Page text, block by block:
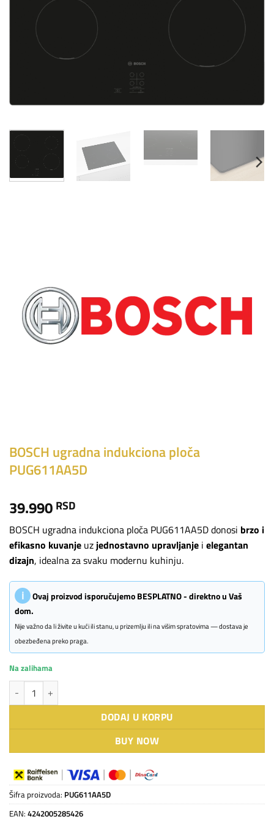
BOSCH ugradna indukciona ploča
PUG611AA5D
39.990 RSD
BOSCH ugradna indukciona ploča PUG611AA5D donosi brzo i
efikasno kuvanje uzjednostavno upravljanje i elegantan
dizajn, idealna za svaku modernu kuhinju.
ℹ
Ovaj proizvod isporučujemo BESPLATNO - direktno u Vaš
dom.
Nije važno da li živite u kući ili stanu, u prizemlju ili na višim spratovima — dostava je
obezbeđena preko praga.
Na zalihama
BOSCH ugradna indukciona ploča PUG611AA5D količina
DODAJ U KORPU
BUY NOW
Šifra proizvoda: PUG611AA5D
EAN: 4242005285426